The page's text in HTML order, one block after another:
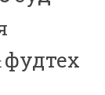
фудтех